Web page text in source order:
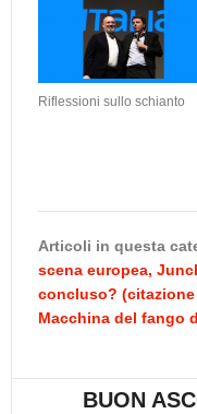
Riflessioni sullo schianto
Articoli in questa
scena europea,
concluso?
Macchina del fango
BUON